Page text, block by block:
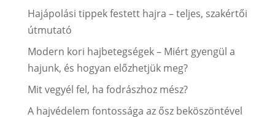
Hajápolási tippek festett hajra – teljes, szakértői
útmutató
Modern kori hajbetegségek – Miért gyengül a
hajunk, és hogyan előzhetjük meg?
Mit vegyél fel, ha fodrászhoz mész?
A hajvédelem fontossága az ősz beköszöntével